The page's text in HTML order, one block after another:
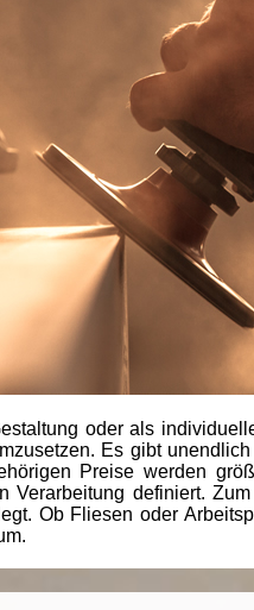
oder als
Es gibt
Preise werden
Verarbeitung definiert.
Ob Fliesen oder